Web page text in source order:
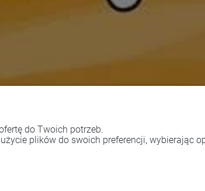
do Twoich potrzeb.
plików do swoich preferencji, wybierając